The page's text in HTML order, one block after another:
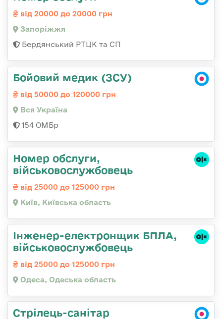
від 20000 до 20000 грн
Запоріжжя
Бердянський РТЦК та СП
Бойовий медик (ЗСУ)
від 50000 до 120000 грн
Вся Україна
154 ОМБр
Номер обслуги,
військовослужбовець
від 25000 до 125000 грн
Київ, Київська область
Інженер-електронщик БПЛА,
військовослужбовець
від 25000 до 125000 грн
Одеса, Одеська область
Стрілець-санітар